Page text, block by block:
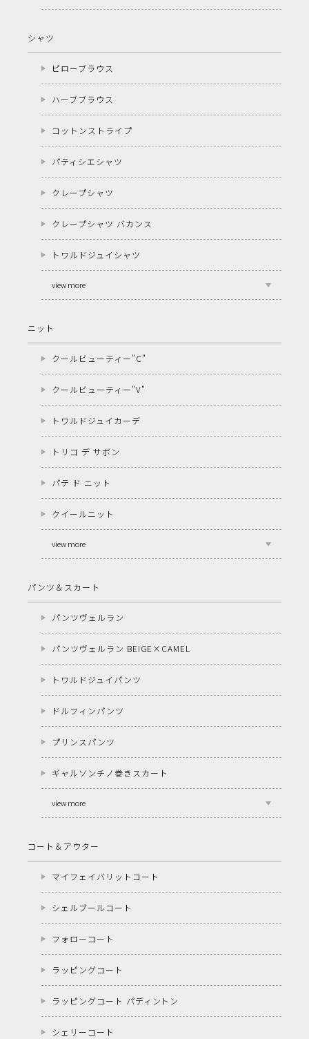
シャツ
ピローブラウス
ハーブブラウス
コットンストライプ
パティシエシャツ
クレープシャツ
クレープシャツ バカンス
トワルドジュイシャツ
view more
ニット
クールビューティー"C"
クールビューティー"V"
トワルドジュイカーデ
トリコ デ サボン
パテ ド ニット
クイールニット
view more
パンツ＆スカート
パンツヴェルラン
パンツヴェルラン BEIGE×CAMEL
トワルドジュイパンツ
ドルフィンパンツ
プリンスパンツ
ギャルソンチノ巻きスカート
view more
コート＆アウター
マイフェイバリットコート
シェルブールコート
フォローコート
ラッピングコート
ラッピングコート パディントン
シェリーコート